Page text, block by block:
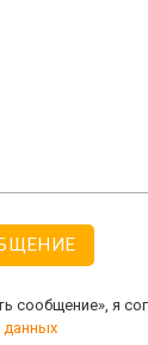
сообщение», я
данных